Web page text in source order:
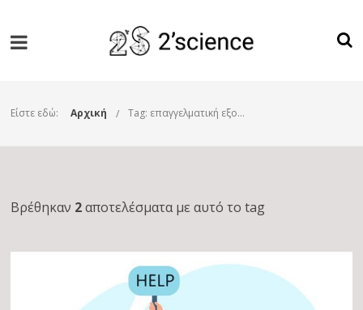
Είστε εδώ: Αρχική Tag: επαγγελματική εξουθένωση
Βρέθηκαν 2αποτελέσματα με αυτό το tag